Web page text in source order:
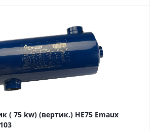
( 75 kw) (вертик.) HE75 Emaux